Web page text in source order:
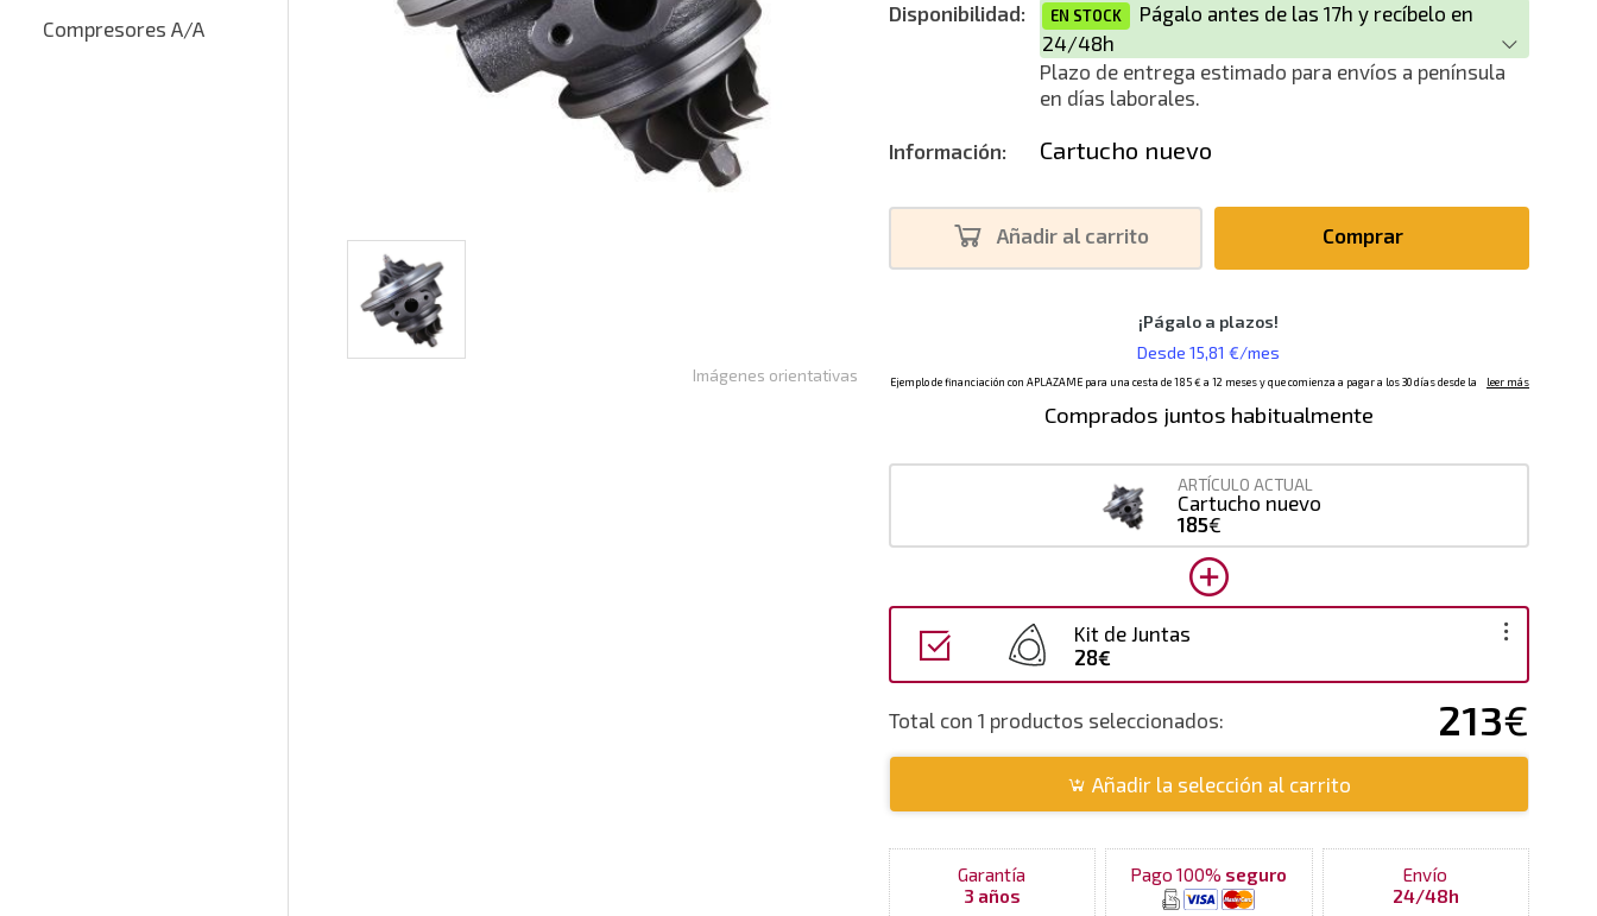
Compresores A/A
Disponibilidad: EN STOCK
Págalo antes de las 17h y recíbelo en
24/48h
Plazo de entrega estimado para envíos a península
en días laborales.
Información: Cartucho nuevo
Añadir al carrito Comprar
Comprados juntos habitualmente
ARTÍCULO ACTUAL
Cartucho nuevo
185€
Kit de Juntas
28€
Total con 1 productos seleccionados: 213€
Añadir la selección al carrito
Garantía
3 años
Pago 100% seguro
Envío
24/48h
Imágenes orientativas